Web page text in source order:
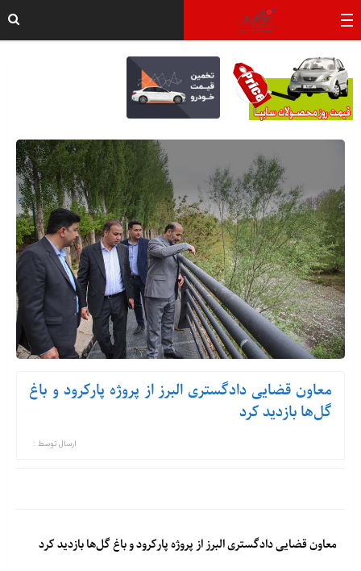
معاون قضایی دادگستری البرز از پروژه پارکرود و باغ
گل‌ها بازدید کرد
ارسال توسط :
معاون قضایی دادگستری البرز از پروژه پارکرود و باغ گل‌ها بازدید کرد